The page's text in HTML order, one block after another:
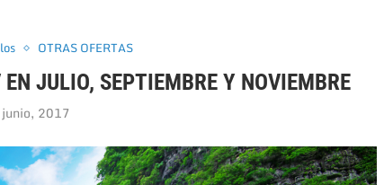
OTRAS OFERTAS
JULIO, SEPTIEMBRE Y NOVIEMBRE
2017